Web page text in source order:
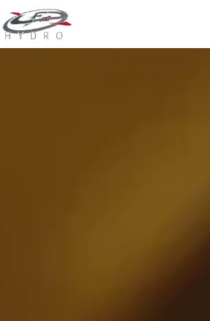
Panneau de gestion des cookies